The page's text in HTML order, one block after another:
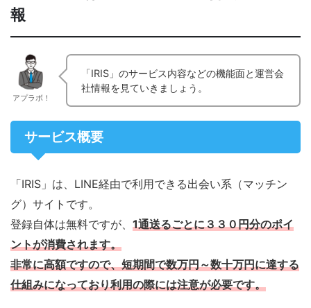
報
アプラボ！
「IRIS」のサービス内容などの機能面と運営会
社情報を見ていきましょう。
サービス概要
「IRIS」は、LINE経由で利用できる出会い系（マッチン
グ）サイトです。
登録自体は無料ですが、 1通送るごとに３３０円分のポイ
ントが消費されます。
非常に高額ですので、短期間で数万円～数十万円に達する
仕組みになっており利用の際には注意が必要です。